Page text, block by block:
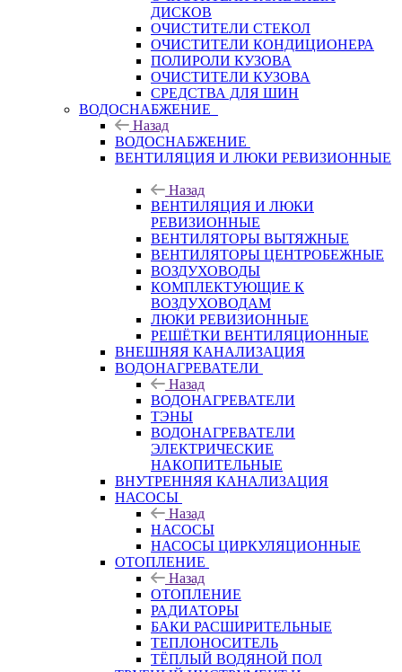
ДИСКОВ
ОЧИСТИТЕЛИ СТЕКОЛ
ОЧИСТИТЕЛИ КОНДИЦИОНЕРА
ПОЛИРОЛИ КУЗОВА
ОЧИСТИТЕЛИ КУЗОВА
СРЕДСТВА ДЛЯ ШИН
ВОДОСНАБЖЕНИЕ
Назад
ВОДОСНАБЖЕНИЕ
ВЕНТИЛЯЦИЯ И ЛЮКИ РЕВИЗИОННЫЕ
Назад
ВЕНТИЛЯЦИЯ И ЛЮКИ
РЕВИЗИОННЫЕ
ВЕНТИЛЯТОРЫ ВЫТЯЖНЫЕ
ВЕНТИЛЯТОРЫ ЦЕНТРОБЕЖНЫЕ
ВОЗДУХОВОДЫ
КОМПЛЕКТУЮЩИЕ К
ВОЗДУХОВОДАМ
ЛЮКИ РЕВИЗИОННЫЕ
РЕШЁТКИ ВЕНТИЛЯЦИОННЫЕ
ВНЕШНЯЯ КАНАЛИЗАЦИЯ
ВОДОНАГРЕВАТЕЛИ
Назад
ВОДОНАГРЕВАТЕЛИ
ТЭНЫ
ВОДОНАГРЕВАТЕЛИ
ЭЛЕКТРИЧЕСКИЕ
НАКОПИТЕЛЬНЫЕ
ВНУТРЕННЯЯ КАНАЛИЗАЦИЯ
НАСОСЫ
Назад
НАСОСЫ
НАСОСЫ ЦИРКУЛЯЦИОННЫЕ
ОТОПЛЕНИЕ
Назад
ОТОПЛЕНИЕ
РАДИАТОРЫ
БАКИ РАСШИРИТЕЛЬНЫЕ
ТЕПЛОНОСИТЕЛЬ
ТЁПЛЫЙ ВОДЯНОЙ ПОЛ